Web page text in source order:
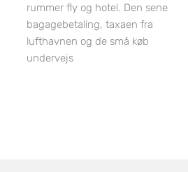
rummer fly og hotel. Den sene
bagagebetaling, taxaen fra
lufthavnen og de små køb
undervejs